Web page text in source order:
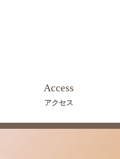
Access
アクセス